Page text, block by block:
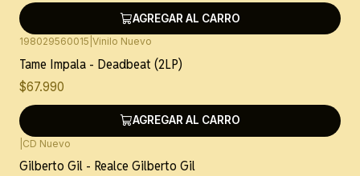
AGREGAR AL CARRO
198029560015 Vinilo Nuevo
Tame Impala - Deadbeat (2LP)
$67.990
AGREGAR AL CARRO
CD Nuevo
Gilberto Gil - Realce Gilberto Gil